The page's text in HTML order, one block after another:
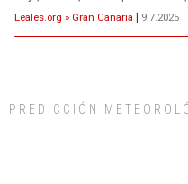
Leales.org » Gran Canaria | 9.7.2025
PREDICCIÓN